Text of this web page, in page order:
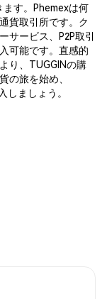
す。Phemexは何
貨取引所です。ク
サービス、P2P取引
可能です。直感的
り、TUGGINの購
の旅を始め、
ましょう。